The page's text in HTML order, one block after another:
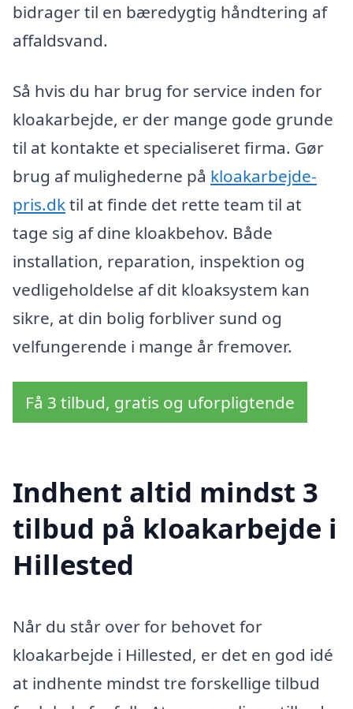
bidrager til en bæredygtig håndtering af
affaldsvand.
Så hvis du har brug for service inden for
kloakarbejde, er der mange gode grunde
til at kontakte et specialiseret firma. Gør
brug af mulighederne på kloakarbejde-
pris.dktil at finde det rette team til at
tage sig af dine kloakbehov. Både
installation, reparation, inspektion og
vedligeholdelse af dit kloaksystem kan
sikre, at din bolig forbliver sund og
velfungerende i mange år fremover.
Få 3 tilbud, gratis og uforpligtende
Indhent altid mindst 3
tilbud på kloakarbejde i
Hillested
Når du står over for behovet for
kloakarbejde i Hillested, er det en god idé
at indhente mindst tre forskellige tilbud